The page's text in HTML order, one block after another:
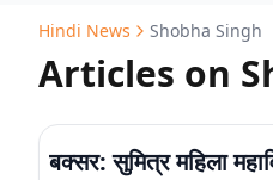
Hindi News Shobha Singh
Articles on
बक्सर: सुमित्र महिला